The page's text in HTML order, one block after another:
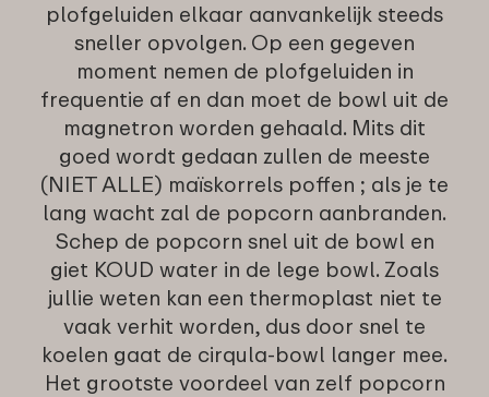
plofgeluiden elkaar aanvankelijk steeds
sneller opvolgen. Op een gegeven
moment nemen de plofgeluiden in
frequentie af en dan moet de bowl uit de
magnetron worden gehaald. Mits dit
goed wordt gedaan zullen de meeste
(NIET ALLE) maïskorrels poffen ; als je te
lang wacht zal de popcorn aanbranden.
Schep de popcorn snel uit de bowl en
giet KOUD water in de lege bowl. Zoals
jullie weten kan een thermoplast niet te
vaak verhit worden, dus door snel te
koelen gaat de cirqula-bowl langer mee.
Het grootste voordeel van zelf popcorn